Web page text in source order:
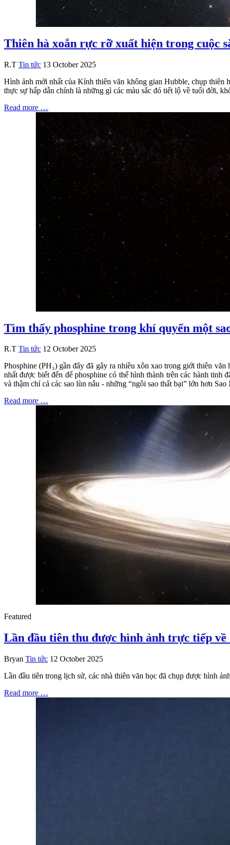
Thiên hà xoắn rực rỡ xuất hiện trong cuộc
R.T Tin tức 13 October 2025
Hình ảnh mới nhất của Kính thiên văn không gian Hubble, chụp thiên
thực sự hấp dẫn chính là những gì các màu sắc đó tiết lộ về tuổi đời,
Read more …
Tìm thấy phosphine trong khí quyển một
R.T Tin tức 12 October 2025
Phosphine (PH₃) gần đây đã gây ra nhiều xôn xao trong giới thiên
nhất được biết đến để phosphine có thể hình thành trên các hành
và thậm chí cả các sao lùn nâu - những “ngôi sao thất bại” lớn hơn
Read more …
Featured
Lần đầu tiên thu được hình ảnh trực tiếp về
Bryan Tin tức 12 October 2025
Lần đầu tiên trong lịch sử, các nhà thiên văn học đã chụp được hình
Read more …